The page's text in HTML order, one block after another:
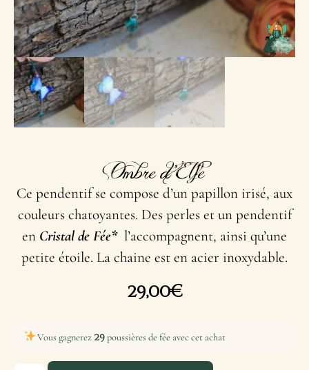
Ombre d’Elfe
Ce pendentif se compose d’un papillon irisé, aux
couleurs chatoyantes. Des perles et un pendentif
en Cristal de Fée* l’accompagnent, ainsi qu’une
petite étoile. La chaine est en acier inoxydable.
29,00€
Vous gagnerez 29poussières de fée avec cet achat